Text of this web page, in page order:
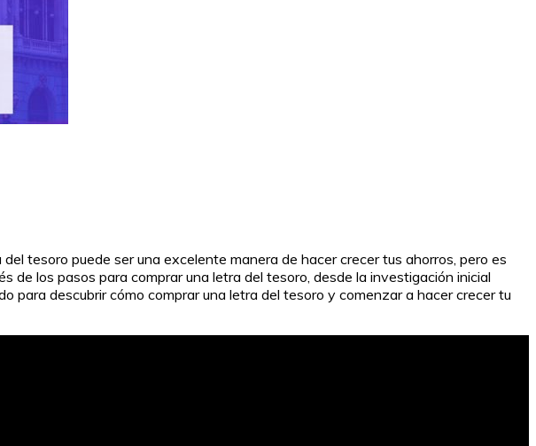
tesoro puede ser una excelente manera de hacer crecer tus ahorros, pero es
los pasos para comprar una letra del tesoro, desde la investigación inicial
para descubrir cómo comprar una letra del tesoro y comenzar a hacer crecer tu